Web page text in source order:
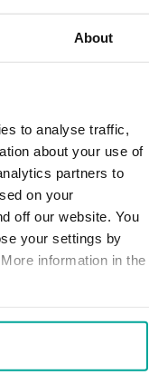
About
to analyse traffic,
about your use of
partners to
on your
off our website. You
your settings by
information in the
de la Casa de
mayores ferias
un
que pusieron
relativas al
impulsaron la
para los
automóviles
la capital en el
miles de
con una